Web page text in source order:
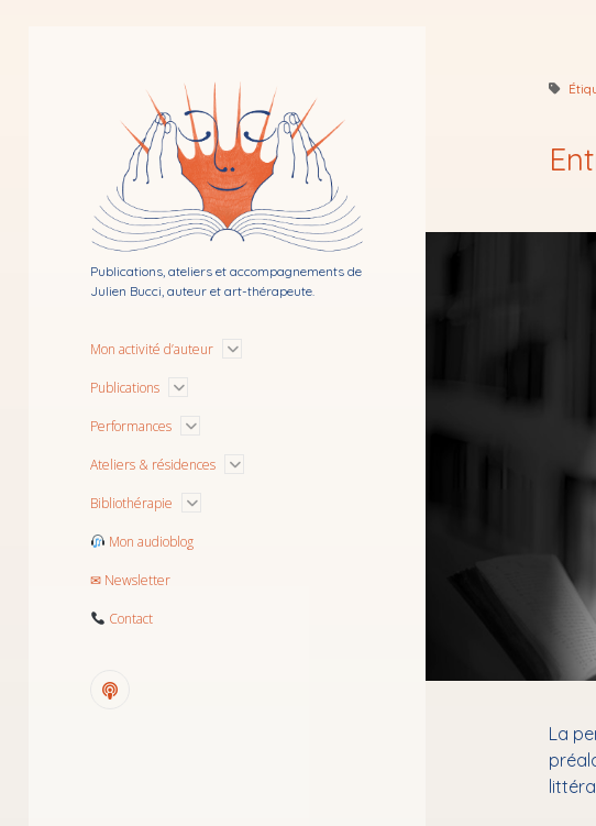
Bibliothérapie
par
Julien
Bucci
Publications, ateliers et accompagnements de
Julien Bucci, auteur et art-thérapeute.
Mon activité d’auteur
Ouvrir
Publications
Ouvrir
menu
Performances
Ouvrir
menu
Ateliers & résidences
Ouvrir
Bibliothérapie
Ouvrir
menu
Mon audioblog
✉ Newsletter
Contact
podcast
La